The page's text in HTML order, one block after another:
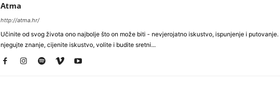
Atma
http://atma.hr/
Učinite od svog života ono najbolje što on može biti - nevjerojatno iskustvo, ispunjenje i
njegujte znanje, cijenite iskustvo, volite i budite sretni...